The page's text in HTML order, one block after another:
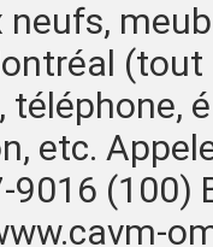
neufs,
téléphone,
etc.
9016 (100)